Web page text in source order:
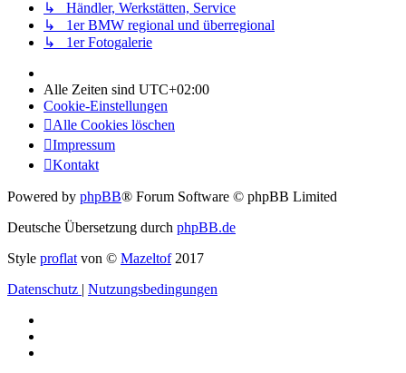
↳ Händler, Werkstätten, Service
↳ 1er BMW regional und überregional
↳ 1er Fotogalerie
Alle Zeiten sind UTC+02:00
Cookie-Einstellungen
Alle Cookies löschen
Impressum
Kontakt
Powered by phpBB® Forum Software © phpBB Limited
Deutsche Übersetzung durch phpBB.de
Style proflatvon © Mazeltof2017
Datenschutz
Nutzungsbedingungen